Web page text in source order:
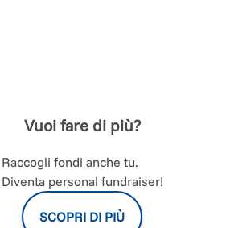
in giro per L’Italia raccogliendo
Vuoi fare di più?
Raccogli fondi anche tu.
Diventa personal fundraiser!
SCOPRI DI PIÙ